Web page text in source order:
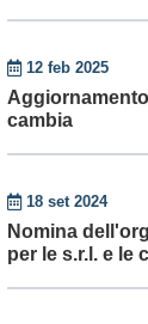
12 feb 2025
cambia
18 set 2024
Nomina
per le s.r.l. e le